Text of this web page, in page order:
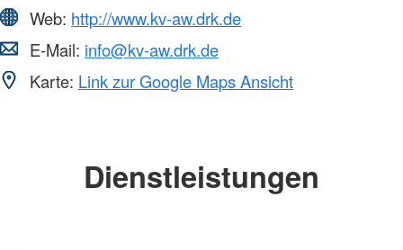
Web: http://www.kv-aw.drk.de
E-Mail: info@kv-aw.drk.de
Karte: Link zur Google Maps Ansicht
Dienstleistungen